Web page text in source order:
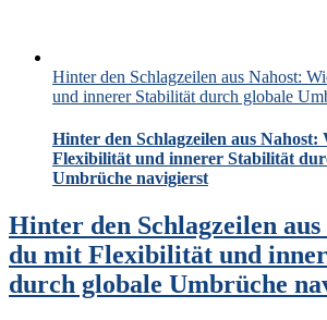
Hinter den Schlagzeilen aus Nahost:
und innerer Stabilität durch globale
Hinter den Schlagzeilen aus Nahost:
Flexibilität und innerer Stabilität
Umbrüche navigierst
Hinter den Schlagzeilen
du mit Flexibilität und
durch globale Umbrüche